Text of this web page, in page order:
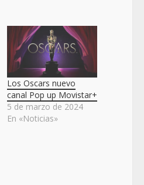
Los Oscars nuevo
canal Pop up Movistar+
5 de marzo de 2024
En «Noticias»